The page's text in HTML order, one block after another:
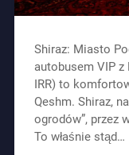
Shiraz: Miasto
autobusem VIP z
IRR) to
Qeshm. Shiraz,
ogrodów”, przez
To właśnie stąd…